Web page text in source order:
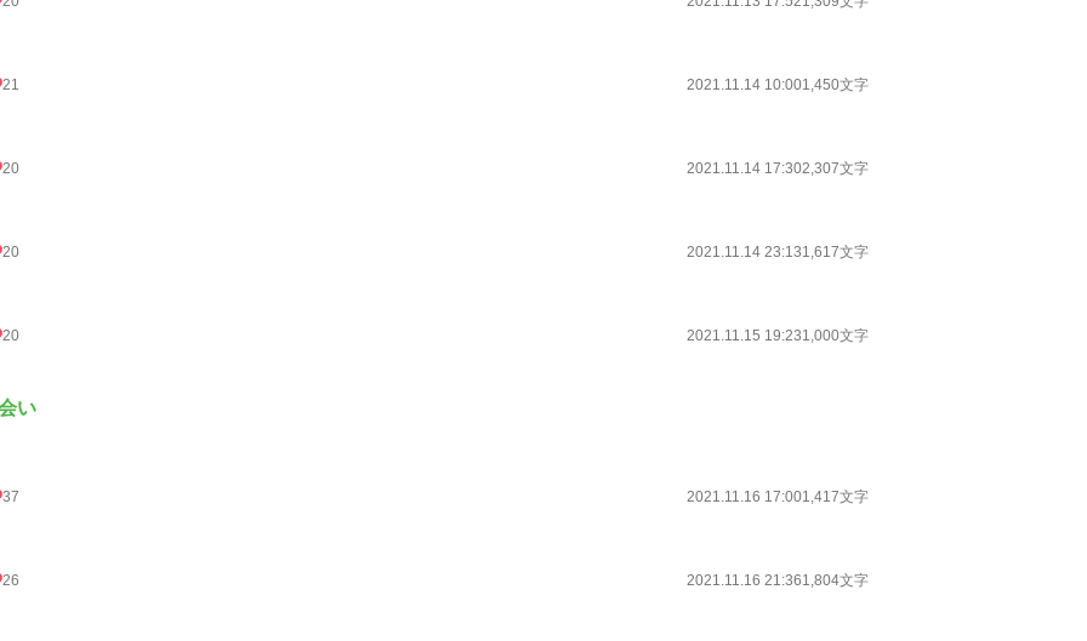
21 2021.11.14 10:001,450文字
20 2021.11.14 17:302,307文字
20 2021.11.14 23:131,617文字
20 2021.11.15 19:231,000文字
い
37 2021.11.16 17:001,417文字
26 2021.11.16 21:361,804文字